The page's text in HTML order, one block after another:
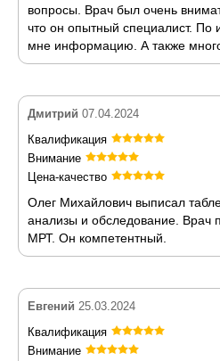
вопросы. Врач был очень
что он опытный специалист. По
мне информацию. А также
Дмитрий 07.04.2024
Квалификация
Внимание
Цена-качество
Олег Михайлович выписал
анализы и обследование. Врач
МРТ. Он компетентный.
Евгений 25.03.2024
Квалификация
Внимание